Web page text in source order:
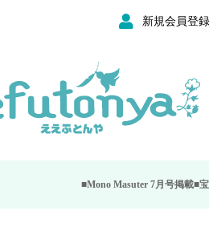
新規会員登録
■Mono Masuter 7月号掲載■宝島社が発行する大